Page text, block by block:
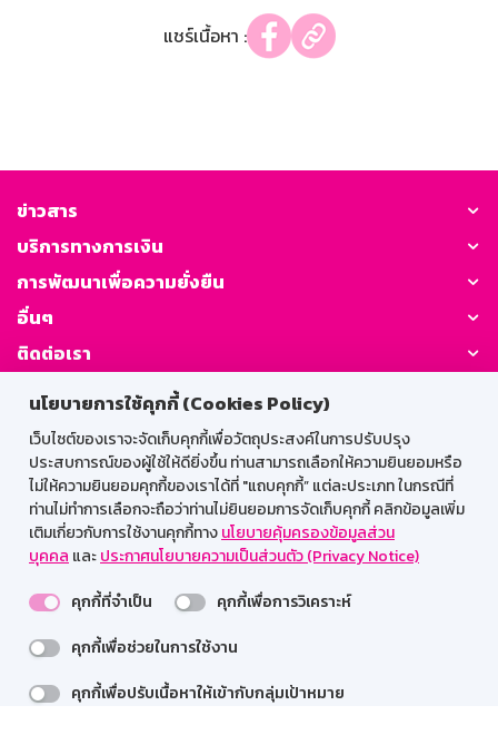
นโยบายการใช้คุกกี้ (Cookies Policy)
เว็บไซต์ของเราจะจัดเก็บคุกกี้เพื่อวัตถุประสงค์ในการปรับปรุง
ประสบการณ์ของผู้ใช้ให้ดียิ่งขึ้น ท่านสามารถเลือกให้ความยินยอมหรือ
ไม่ให้ความยินยอมคุกกี้ของเราได้ที่ "แถบคุกกี้” แต่ละประเภท ในกรณีที่
ท่านไม่ทำการเลือกจะถือว่าท่านไม่ยินยอมการจัดเก็บคุกกี้ คลิกข้อมูลเพิ่ม
เติมเกี่ยวกับการใช้งานคุกกี้ทางนโยบายคุ้มครองข้อมูลส่วน
บุคคล และประกาศนโยบายความเป็นส่วนตัว (Privacy Notice)
คุกกี้ที่จำเป็น
คุกกี้เพื่อการวิเคราะห์
คุกกี้เพื่อช่วยในการใช้งาน
คุกกี้เพื่อปรับเนื้อหาให้เข้ากับกลุ่มเป้าหมาย
แชร์เนื้อหา :
ข่าวสาร
บริการทางการเงิน
การพัฒนาเพื่อความยั่งยืน
อื่นๆ
ติดต่อเรา
GSB Society:
สำหรับพนักงาน
Web HR
GSB Wisdom
M-Search
เข้าสู่ระบบเน็ตเมล
รองรับการใช้งานได้ดีบนเว็บบราวเซอร์